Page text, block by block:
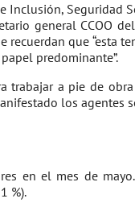
general CCOO
que
predominante”.
a pie de
los agentes
en el mes de
%).